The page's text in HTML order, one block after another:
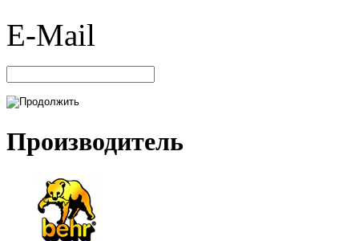
E-Mail
Производитель